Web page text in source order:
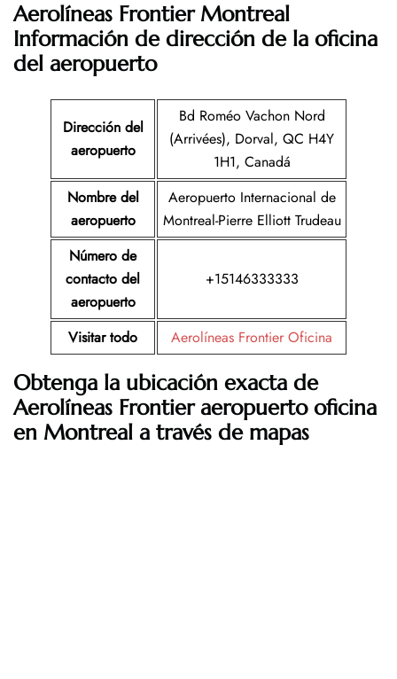
Aerolíneas Frontier Montreal
Información de dirección de la oficina
del aeropuerto
Dirección del
aeropuerto
Bd Roméo Vachon Nord
(Arrivées), Dorval, QC H4Y
1H1, Canadá
Nombre del
aeropuerto
Aeropuerto Internacional de
Montreal-Pierre Elliott Trudeau
Número de
contacto del
aeropuerto
+15146333333
Visitar todo Aerolíneas Frontier Oficina
Obtenga la ubicación exacta de
Aerolíneas Frontier aeropuerto oficina
en Montreal a través de mapas